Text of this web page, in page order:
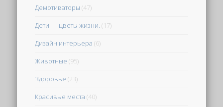
Демотиваторы (47)
Дети — цветы жизни. (17)
Дизайн интерьера (6)
Животные (95)
Здоровье (23)
Красивые места (40)